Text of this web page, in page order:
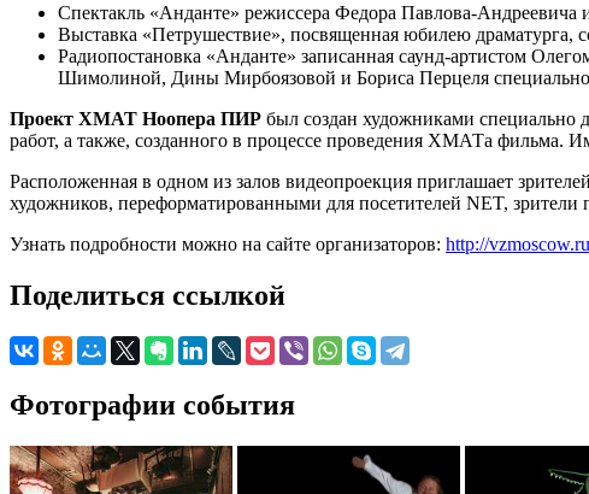
Спектакль «Анданте» режиссера Федора Павлова-
Выставка «Петрушествие», посвященная юбилею
Радиопостановка «Анданте» записанная саунд-артистом
Шимолиной, Дины Мирбоязовой и Бориса Перцеля
Проект ХМАТ Ноопера ПИР был создан художниками специально
работ, а также, созданного в процессе проведения ХМАТа
Расположенная в одном из залов видеопроекция приглашает
художников, переформатированными для посетителей NET,
Узнать подробности можно на сайте организаторов: http://
Поделиться ссылкой
Фотографии события